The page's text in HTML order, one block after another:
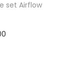
set Airflow